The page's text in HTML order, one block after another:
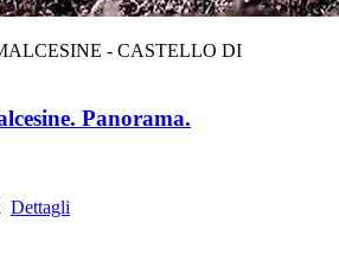
- CASTELLO DI
Panorama.
Dettagli